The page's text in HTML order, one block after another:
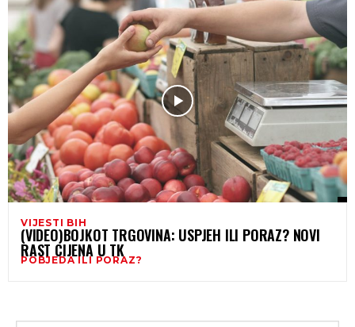
VIJESTI BIH
(VIDEO)BOJKOT TRGOVINA: USPJEH ILI PORAZ? NOVI
RAST CIJENA U TK
POBJEDA ILI PORAZ?